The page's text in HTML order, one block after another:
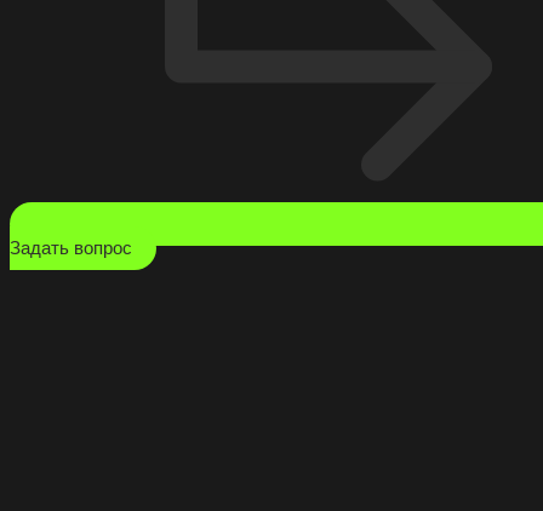
Задать вопрос